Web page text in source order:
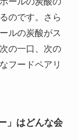
のです。さら
ルの炭酸がス
の一口、次の
フードペアリ
」はどんな会